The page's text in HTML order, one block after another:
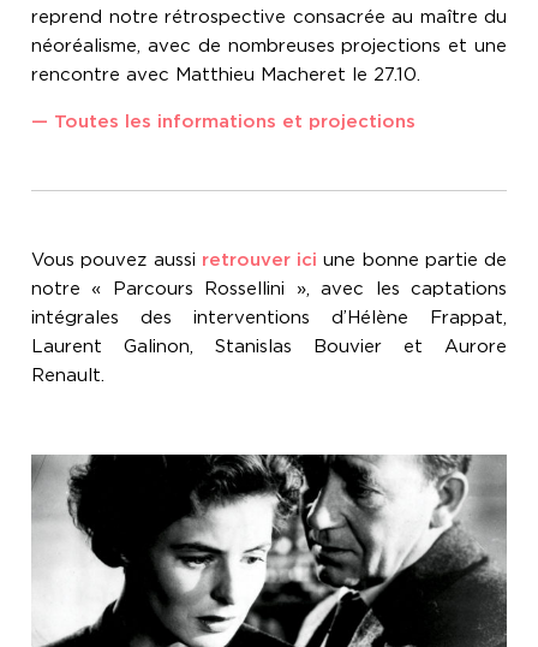
reprend notre rétrospective consacrée au maître du
néoréalisme, avec de nombreuses projections et une
rencontre avec Matthieu Macheret le 27.10.
— Toutes les informations et projections
Vous pouvez aussi retrouver ici une bonne partie de
notre « Parcours Rossellini », avec les captations
intégrales des interventions d’Hélène Frappat,
Laurent Galinon, Stanislas Bouvier et Aurore
Renault.